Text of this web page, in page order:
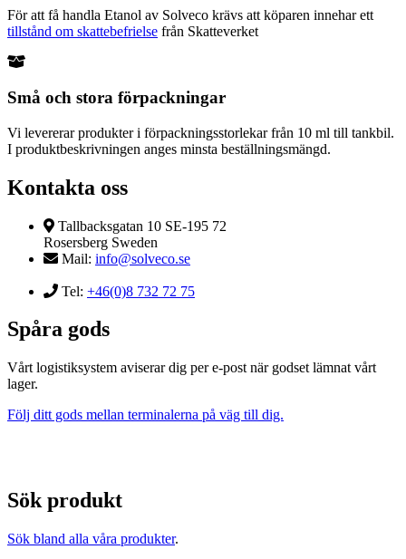
För att få handla Etanol av Solveco krävs att köparen innehar ett
tillstånd om skattebefrielse från Skatteverket
Små och stora förpackningar
Vi levererar produkter i förpackningsstorlekar från 10 ml till tankbil.
I produktbeskrivningen anges minsta beställningsmängd.
Kontakta oss
Tallbacksgatan 10 SE-195 72
Rosersberg Sweden
Mail: info@solveco.se
Tel: +46(0)8 732 72 75
Spåra gods
Vårt logistiksystem aviserar dig per e-post när godset lämnat vårt
lager.
Följ ditt gods mellan terminalerna på väg till dig.
Sök produkt
Sök bland alla våra produkter.